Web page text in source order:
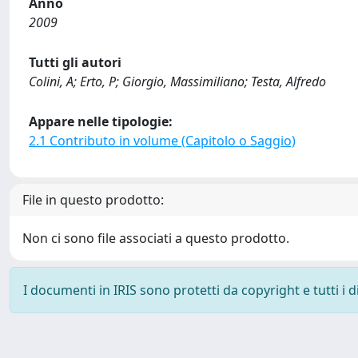
2009
Tutti gli autori
Colini, A; Erto, P; Giorgio, Massimiliano; Testa, Alfredo
Appare nelle tipologie:
2.1 Contributo in volume (Capitolo o Saggio)
File in questo prodotto:
Non ci sono file associati a questo prodotto.
I documenti in IRIS sono protetti da copyright e tutti i